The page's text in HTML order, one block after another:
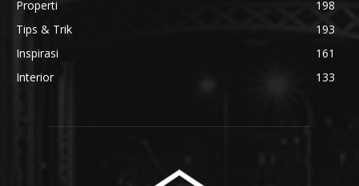
Properti
198
Tips & Trik
193
Inspirasi
161
Interior
133